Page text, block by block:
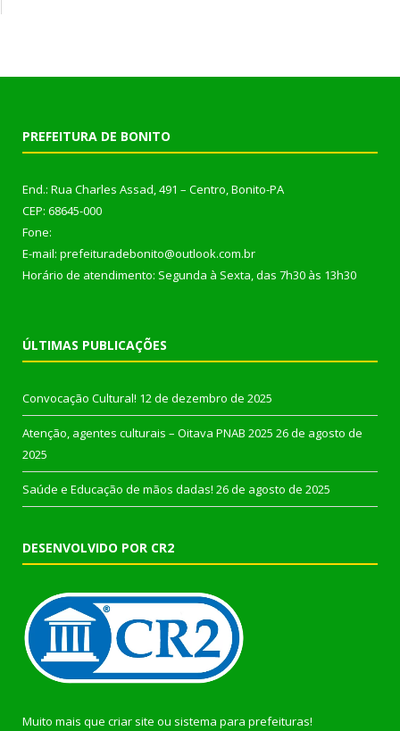
PREFEITURA DE BONITO
End.: Rua Charles Assad, 491 – Centro, Bonito-PA
CEP: 68645-000
Fone:
E-mail: prefeituradebonito@outlook.com.br
Horário de atendimento: Segunda à Sexta, das 7h30 às 13h30
ÚLTIMAS PUBLICAÇÕES
Convocação Cultural! 12 de dezembro de 2025
Atenção, agentes culturais – Oitava PNAB 2025 26 de agosto de
2025
Saúde e Educação de mãos dadas! 26 de agosto de 2025
DESENVOLVIDO POR CR2
Muito mais que criar site ou sistema para prefeituras!